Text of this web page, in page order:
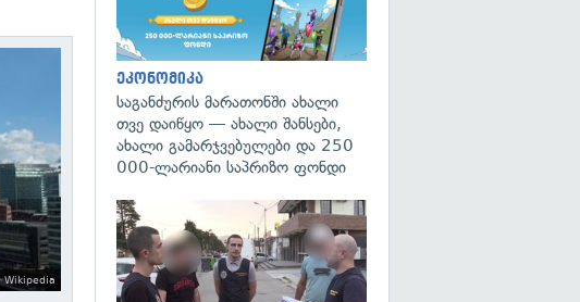
Wikipedia
ეკონომიკა
საგანძურის მარათონში ახალი
თვე დაიწყო — ახალი შანსები,
ახალი გამარჯვებულები და 250
000-ლარიანი საპრიზო ფონდი